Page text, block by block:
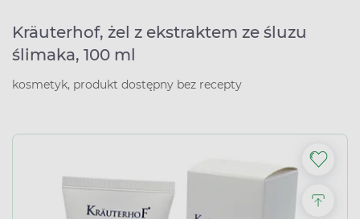
Kräuterhof, żel z ekstraktem ze śluzu
ślimaka, 100 ml
kosmetyk, produkt dostępny bez recepty